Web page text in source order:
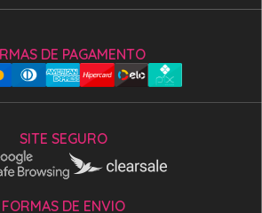
SITE SEGURO
DE PAGAMENTO
FORMAS DE ENVIO